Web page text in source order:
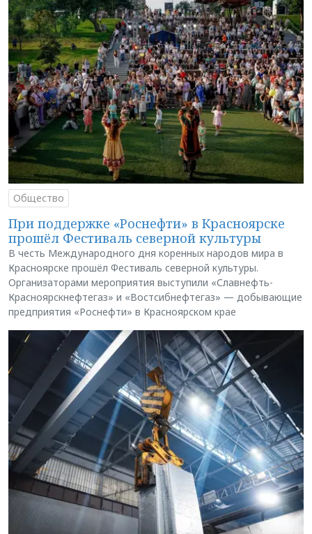
Общество
При поддержке «Роснефти» в Красноярске
прошёл Фестиваль северной культуры
В честь Международного дня коренных народов мира в
Красноярске прошёл Фестиваль северной культуры.
Организаторами мероприятия выступили «Славнефть-
Красноярскнефтегаз» и «Востсибнефтегаз» — добывающие
предприятия «Роснефти» в Красноярском крае